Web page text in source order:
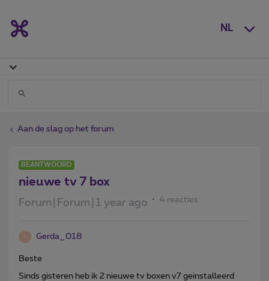
NL
Aan de slag op het forum
BEANTWOORD
nieuwe tv 7 box
Forum|Forum|1 year ago 4 reacties
G Gerda_018
Beste
Sinds gisteren heb ik 2 nieuwe tv boxen v7 geinstalleerd